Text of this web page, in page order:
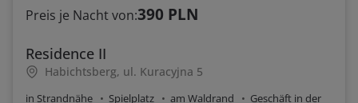
Preis je Nacht von:390 PLN
Residence II
Habichtsberg, ul. Kuracyjna 5
in Strandnähe Spielplatz am Waldrand
Geschäft in der